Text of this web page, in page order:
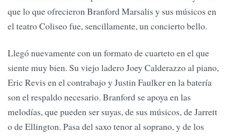
que lo que ofrecieron Branford Marsalis y sus músicos en
el teatro Coliseo fue, sencillamente, un concierto bello.
Llegó nuevamente con un formato de cuarteto en el que
siente muy bien. Su viejo ladero Joey Calderazzo al piano,
Eric Revis en el contrabajo y Justin Faulker en la batería
son el respaldo necesario. Branford se apoya en las
melodías, que pueden ser suyas, de sus músicos, de Jarrett
o de Ellington. Pasa del saxo tenor al soprano, y de los